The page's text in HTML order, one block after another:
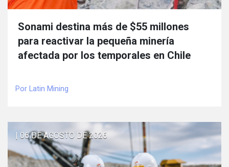
Sonami destina más de $55 millones
para reactivar la pequeña minería
afectada por los temporales en Chile
Por Latin Mining
| 06 DE AGOSTO DE 2026